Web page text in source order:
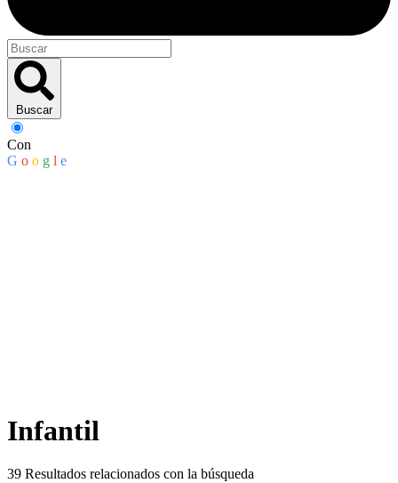
Buscar
Con
G o o g l e
Infantil
39 Resultados relacionados con la búsqueda